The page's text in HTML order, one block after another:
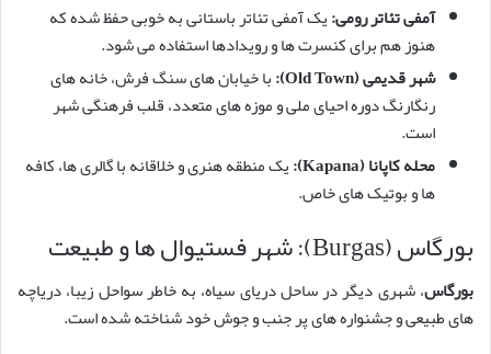
آمفی تئاتر رومی:یک آمفی تئاتر باستانی به خوبی حفظ شده که
هنوز هم برای کنسرت ها و رویدادها استفاده می شود.
شهر قدیمی (Old Town):
با خیابان های سنگ فرش، خانه های
رنگارنگ دوره احیای ملی و موزه های متعدد، قلب فرهنگی شهر
است.
محله کاپانا (Kapana):
یک منطقه هنری و خلاقانه با گالری ها، کافه
ها و بوتیک های خاص.
بورگاس (Burgas): شهر فستیوال ها و طبیعت
بورگاس، شهری دیگر در ساحل دریای سیاه، به خاطر سواحل زیبا، دریاچه
های طبیعی و جشنواره های پر جنب و جوش خود شناخته شده است.